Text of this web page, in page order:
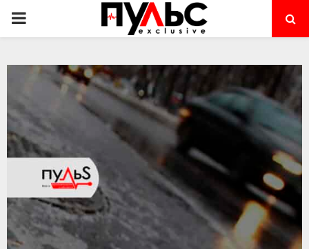
PRIMARY